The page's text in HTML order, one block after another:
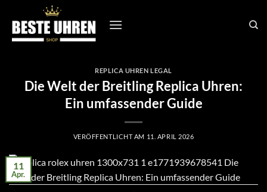
Inhalt
springen
REPLICA UHREN LEGAL
Die Welt der Breitling Replica Uhren:
Ein umfassender Guide
VERÖFFENTLICHT AM 11. APRIL 2026
11
Apr.